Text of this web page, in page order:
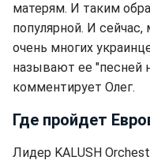
матерям. И таким
популярной. И
очень многих
называют ее "песней
комментирует Олег.
Где пройдет
Лидер KALUSH